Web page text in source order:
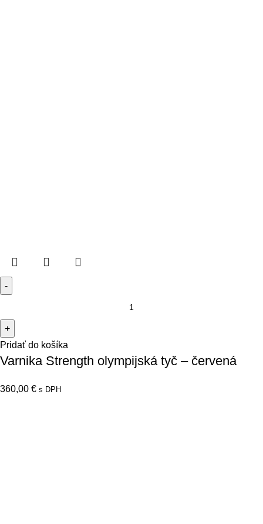
Pridať do košíka
Varnika Strength olympijská tyč – červená
360,00 € s DPH